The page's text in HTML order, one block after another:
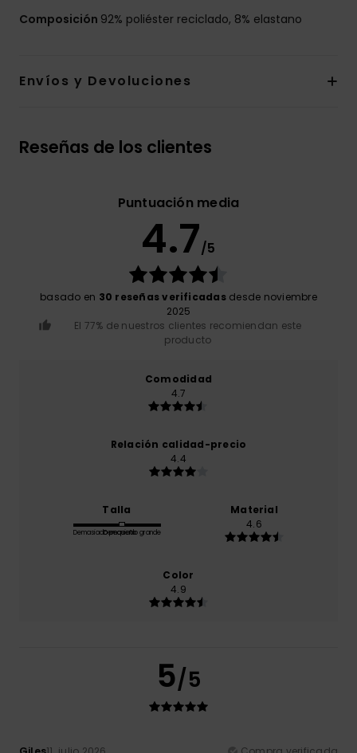
Composición 92% poliéster reciclado, 8% elastano
Envíos y Devoluciones
Reseñas de los clientes
Puntuación media
4.7/5
basado en 30 reseñas verificadasdesde noviembre
2025
El 77% de nuestros clientes recomiendan este
producto
Comodidad
4.7
Relación calidad-precio
4.4
Talla
Demasiado pequeño
Demasiado grande
Material
4.6
Color
4.9
5/5